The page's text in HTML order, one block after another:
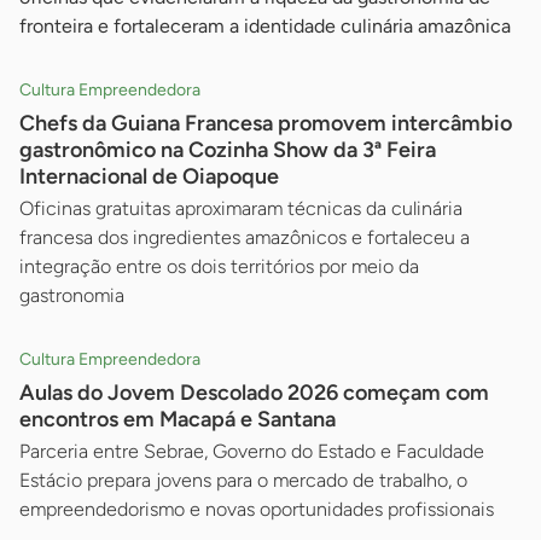
fronteira e fortaleceram a identidade culinária amazônica
Cultura Empreendedora
Chefs da Guiana Francesa promovem intercâmbio
gastronômico na Cozinha Show da 3ª Feira
Internacional de Oiapoque
Oficinas gratuitas aproximaram técnicas da culinária
francesa dos ingredientes amazônicos e fortaleceu a
integração entre os dois territórios por meio da
gastronomia
Cultura Empreendedora
Aulas do Jovem Descolado 2026 começam com
encontros em Macapá e Santana
Parceria entre Sebrae, Governo do Estado e Faculdade
Estácio prepara jovens para o mercado de trabalho, o
empreendedorismo e novas oportunidades profissionais